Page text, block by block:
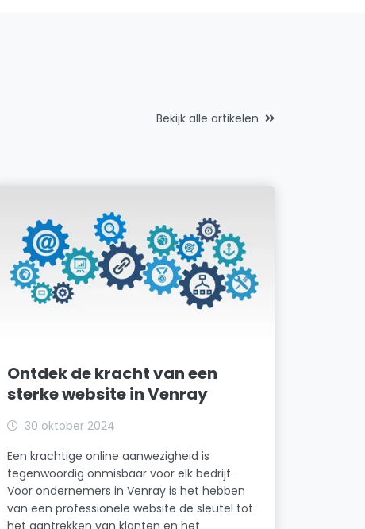
Bekijk alle artikelen
Ontdek de kracht van een
sterke website in Venray
30 oktober 2024
Een krachtige online aanwezigheid is
tegenwoordig onmisbaar voor elk bedrijf.
Voor ondernemers in Venray is het hebben
van een professionele website de sleutel tot